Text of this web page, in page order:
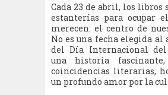
Cada 23 de abril, los libros
estanterías para ocupar
merecen: el centro de
No es una fecha elegida al
del Día Internacional
una historia
coincidencias literarias,
un profundo amor por la